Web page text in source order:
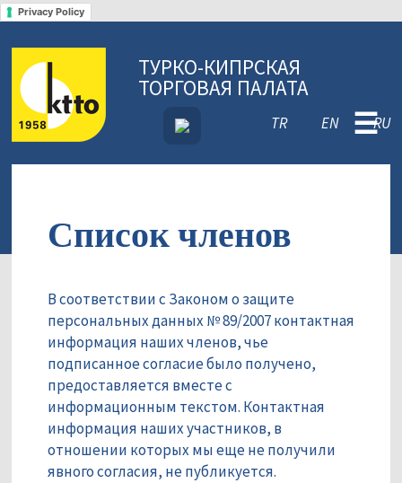
Privacy Policy
ТУРКО-КИПРСКАЯ
ТОРГОВАЯ ПАЛАТА
TR EN RU
☰
Список членов
В соответствии с Законом о защите
персональных данных № 89/2007 контактная
информация наших членов, чье
подписанное согласие было получено,
предоставляется вместе с
информационным текстом. Контактная
информация наших участников, в
отношении которых мы еще не получили
явного согласия, не публикуется.